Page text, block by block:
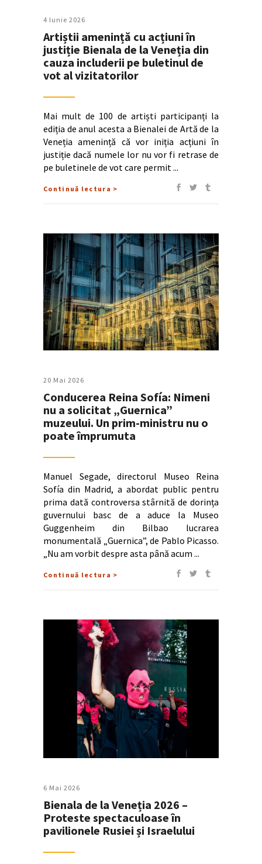
4 Iunie 2026
Artiștii amenință cu acțiuni în
justiție Bienala de la Veneția din
cauza includerii pe buletinul de
vot al vizitatorilor
Mai mult de 100 de artiști participanți la
ediția de anul acesta a Bienalei de Artă de la
Veneția amenință că vor iniția acțiuni în
justiție dacă numele lor nu vor fi retrase de
pe buletinele de vot care permit
Continuă lectura >
20 Mai 2026
Conducerea Reina Sofía: Nimeni
nu a solicitat „Guernica”
muzeului. Un prim-ministru nu o
poate împrumuta
Manuel Segade, directorul Museo Reina
Sofía din Madrid, a abordat public pentru
prima dată controversa stârnită de dorința
guvernului basc de a aduce la Museo
Guggenheim din Bilbao lucrarea
monumentală „Guernica”, de Pablo Picasso.
„Nu am vorbit despre asta până acum
Continuă lectura >
6 Mai 2026
Bienala de la Veneția 2026 –
Proteste spectaculoase în
pavilionele Rusiei și Israelului